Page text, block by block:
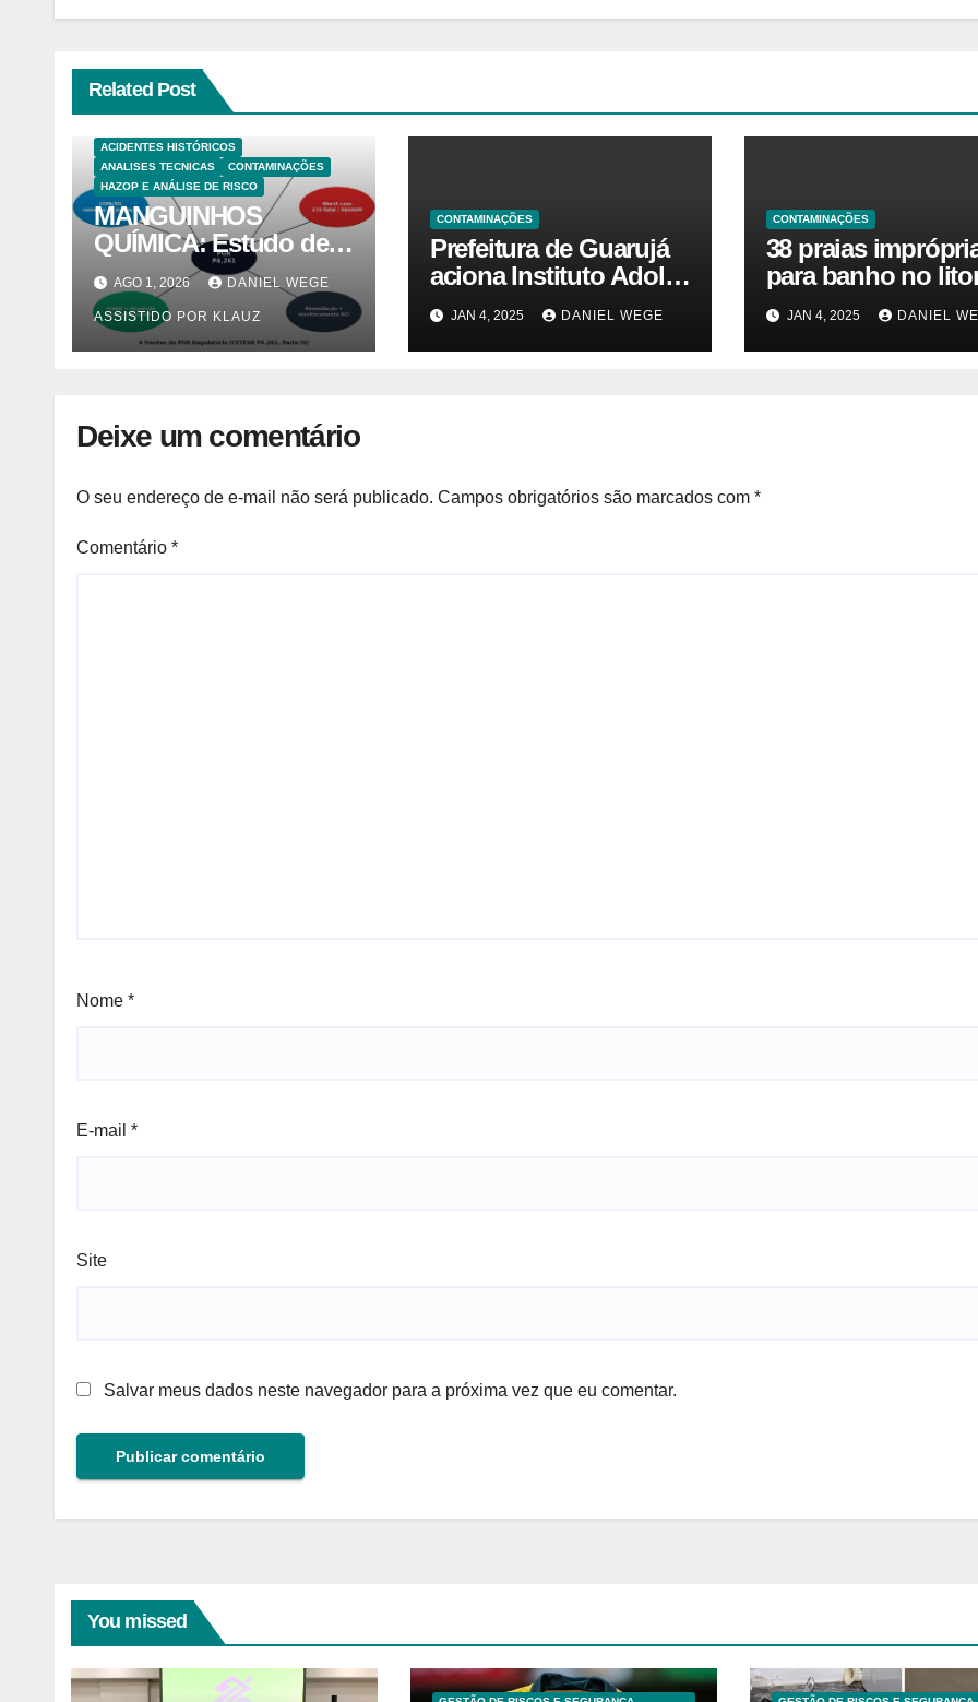
Related Post
ACIDENTES HISTÓRICOS
ANALISES TECNICAS
CONTAMINAÇÕES
HAZOP E ANÁLISE DE RISCO
MANGUINHOS
QUÍMICA: Estudo de
Caso PGR — Área
Contaminada
Prioridade A em
Campinas (CETESB
AGO 1, 2026 DANIEL WEGE
ASSISTIDO POR KLAUZ
CONTAMINAÇÕES
Prefeitura de Guarujá
aciona Instituto Adolfo
Lutz para identificar
causas da virose em
moradores e turistas –
JAN 4, 2025 DANIEL WEGE
CONTAMINAÇÕES
38 praias
para banho no
paulista geram
ambiental e de
pública
JAN 4, 2025 DANIEL
Deixe um comentário
O seu endereço de e-mail não será publicado. Campos obrigatórios são marcados com *
Comentário *
Nome *
E-mail *
Site
Salvar meus dados neste navegador para a próxima vez que eu comentar.
You missed